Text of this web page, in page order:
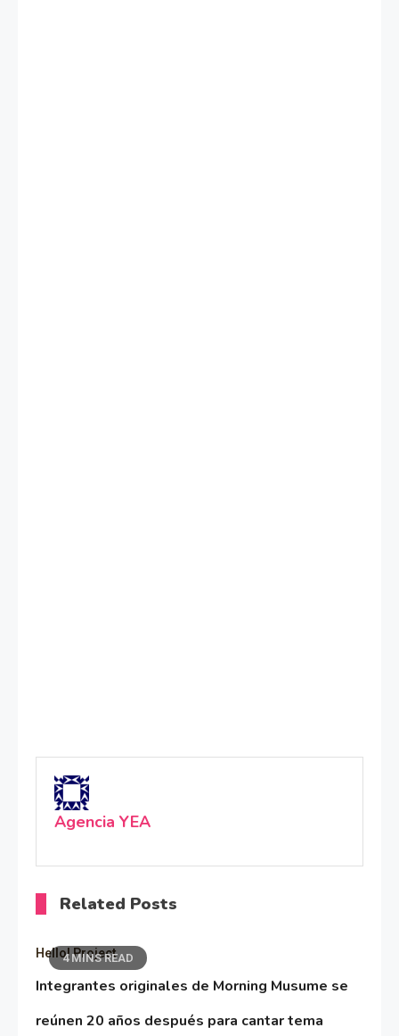
Agencia YEA
Related Posts
4 MINS READ
Hello! Project
Integrantes originales de Morning Musume se
reúnen 20 años después para cantar tema